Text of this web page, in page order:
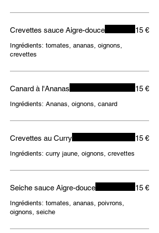
Crevettes sauce Aigre-douce
Ingrédients: tomates, ananas, oignons,
crevettes
15 €
Canard à l'Ananas
Ingrédients: Ananas, oignons, canard
15 €
Crevettes au Curry
Ingrédients: curry jaune, oignons, crevettes
15 €
Seiche sauce Aigre-douce
Ingrédients: tomates, ananas, poivrons,
oignons, seiche
15 €